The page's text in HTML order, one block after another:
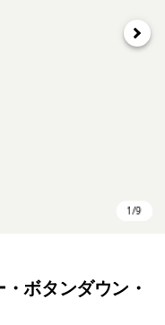
次へ
ボタンダウン・